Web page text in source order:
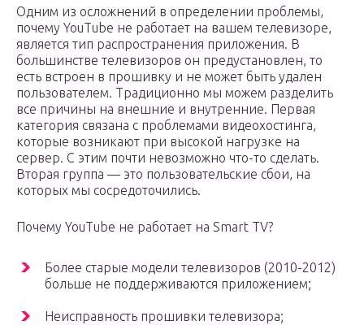
Одним из осложнений в определении проблемы,
почему YouTube не работает на вашем телевизоре,
является тип распространения приложения. В
большинстве телевизоров он предустановлен, то
есть встроен в прошивку и не может быть удален
пользователем. Традиционно мы можем разделить
все причины на внешние и внутренние. Первая
категория связана с проблемами видеохостинга,
которые возникают при высокой нагрузке на
сервер. С этим почти невозможно что-то сделать.
Вторая группа — это пользовательские сбои, на
которых мы сосредоточились.
Почему YouTube не работает на Smart TV?
Более старые модели телевизоров (2010-2012)
больше не поддерживаются приложением;
Неисправность прошивки телевизора;